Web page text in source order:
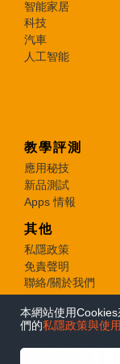
本網站使用
們的私隱政策與使
智能家居
科技
汽車
人工智能
教學評測
應用秘技
新品測試
Apps 情報
其他
私隱政策
免責聲明
聯絡/關於我們
© 2026 e-zone.